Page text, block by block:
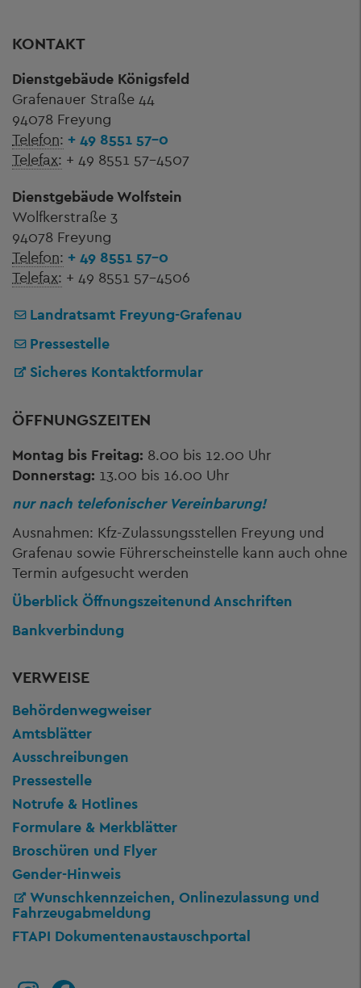
KONTAKT
Dienstgebäude Königsfeld
Grafenauer Straße 44
94078 Freyung
Telefon: + 49 8551 57-0
Telefax: + 49 8551 57-4507
Dienstgebäude Wolfstein
Wolfkerstraße 3
94078 Freyung
Telefon: + 49 8551 57-0
Telefax: + 49 8551 57-4506
Landratsamt Freyung-Grafenau
Pressestelle
Sicheres Kontaktformular
ÖFFNUNGSZEITEN
Montag bis Freitag: 8.00 bis 12.00 Uhr
Donnerstag: 13.00 bis 16.00 Uhr
nur nach telefonischer Vereinbarung!
Ausnahmen: Kfz-Zulassungsstellen Freyung und
Grafenau sowie Führerscheinstelle kann auch ohne
Termin aufgesucht werden
Überblick Öffnungszeitenund Anschriften
Bankverbindung
VERWEISE
Behördenwegweiser
Amtsblätter
Ausschreibungen
Pressestelle
Notrufe & Hotlines
Formulare & Merkblätter
Broschüren und Flyer
Gender-Hinweis
Wunschkennzeichen, Onlinezulassung und
Fahrzeugabmeldung
FTAPI Dokumentenaustauschportal